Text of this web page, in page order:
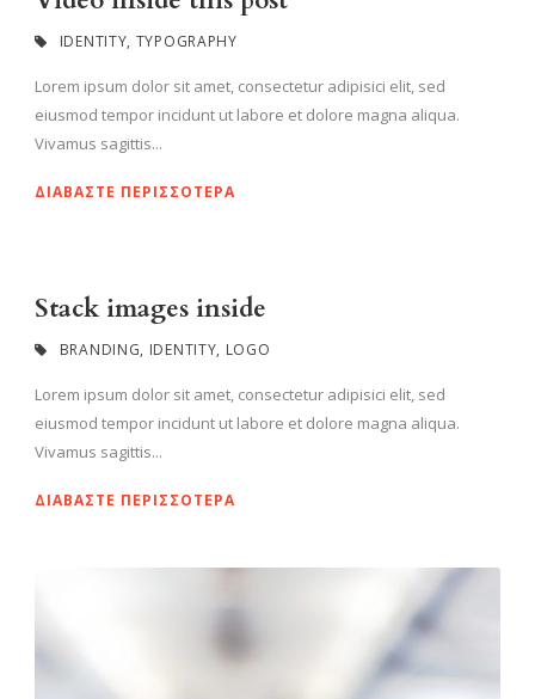
IDENTITY, TYPOGRAPHY
Lorem ipsum dolor sit amet, consectetur adipisici elit, sed
eiusmod tempor incidunt ut labore et dolore magna aliqua.
Vivamus sagittis...
ΔΙΑΒΆΣΤΕ ΠΕΡΙΣΣΌΤΕΡΑ
Stack images inside
BRANDING, IDENTITY, LOGO
Lorem ipsum dolor sit amet, consectetur adipisici elit, sed
eiusmod tempor incidunt ut labore et dolore magna aliqua.
Vivamus sagittis...
ΔΙΑΒΆΣΤΕ ΠΕΡΙΣΣΌΤΕΡΑ